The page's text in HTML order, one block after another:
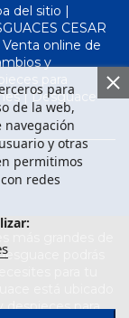
del sitio |
CESAR
Venta online de
y
para
| Desguace
para
de la web,
navegación
y otras
permitimos
redes
podrás
despieces para